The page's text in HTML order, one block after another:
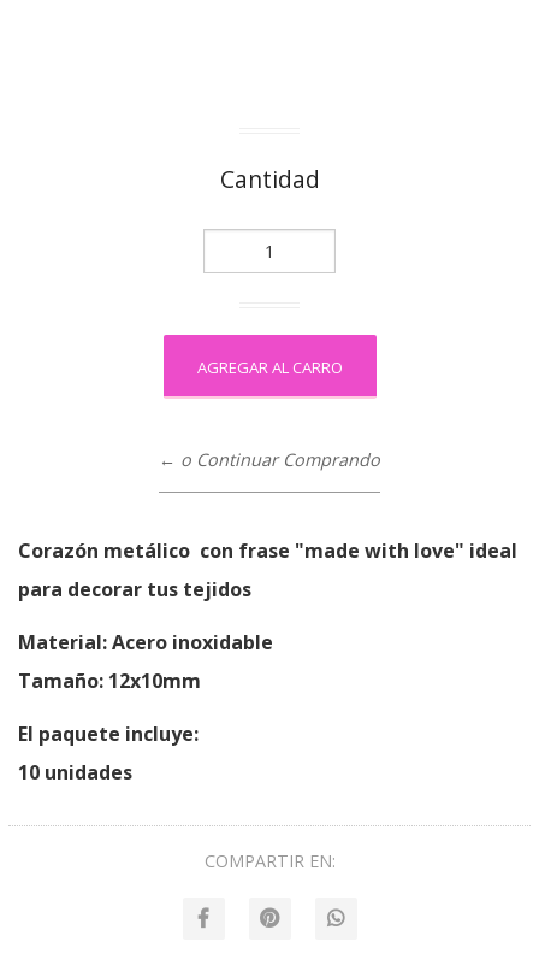
Cantidad
← o Continuar Comprando
Corazón metálico con frase "made with love" ideal
para decorar tus tejidos
Material: Acero inoxidable
Tamaño: 12x10mm
El paquete incluye:
10 unidades
COMPARTIR EN: